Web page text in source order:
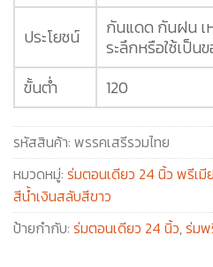
ประโยชน์
กันแดด กันฝน เ
ระลึกหรือใช้เป็
ขั้นต่ำ
120
รหัสสินค้า: พรรคเสรีรวมไทย
หมวดหมู่: ร่มตอนเดียว 24 นิ้ว พรีเมี
สีน้ำเงินสลับสีขาว
ป้ายกำกับ: ร่มตอนเดียว 24 นิ้ว,ร่มพ